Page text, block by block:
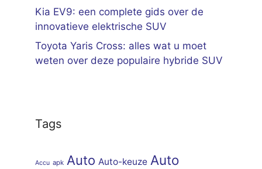
Kia EV9: een complete gids over de
innovatieve elektrische SUV
Toyota Yaris Cross: alles wat u moet
weten over deze populaire hybride SUV
Tags
Accu apk Auto Auto-keuze Auto